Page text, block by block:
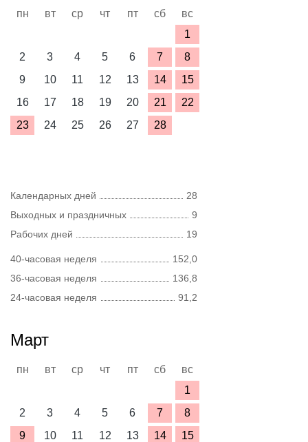
пн вт ср чт пт сб
вс
1
2
3 4 5 6 7
8
9
10 11 12 13 14
15
16
17 18 19 20 21
22
23
24 25 26 27 28
Календарных дней
28
Выходных и праздничных
9
Рабочих дней
19
40-часовая неделя
152,0
36-часовая неделя
136,8
24-часовая неделя
91,2
Март
пн вт ср чт пт сб
вс
1
2
3 4 5 6 7
8
9
10 11 12 13 14
15